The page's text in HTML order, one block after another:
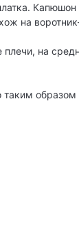
на
плечи, на
таким